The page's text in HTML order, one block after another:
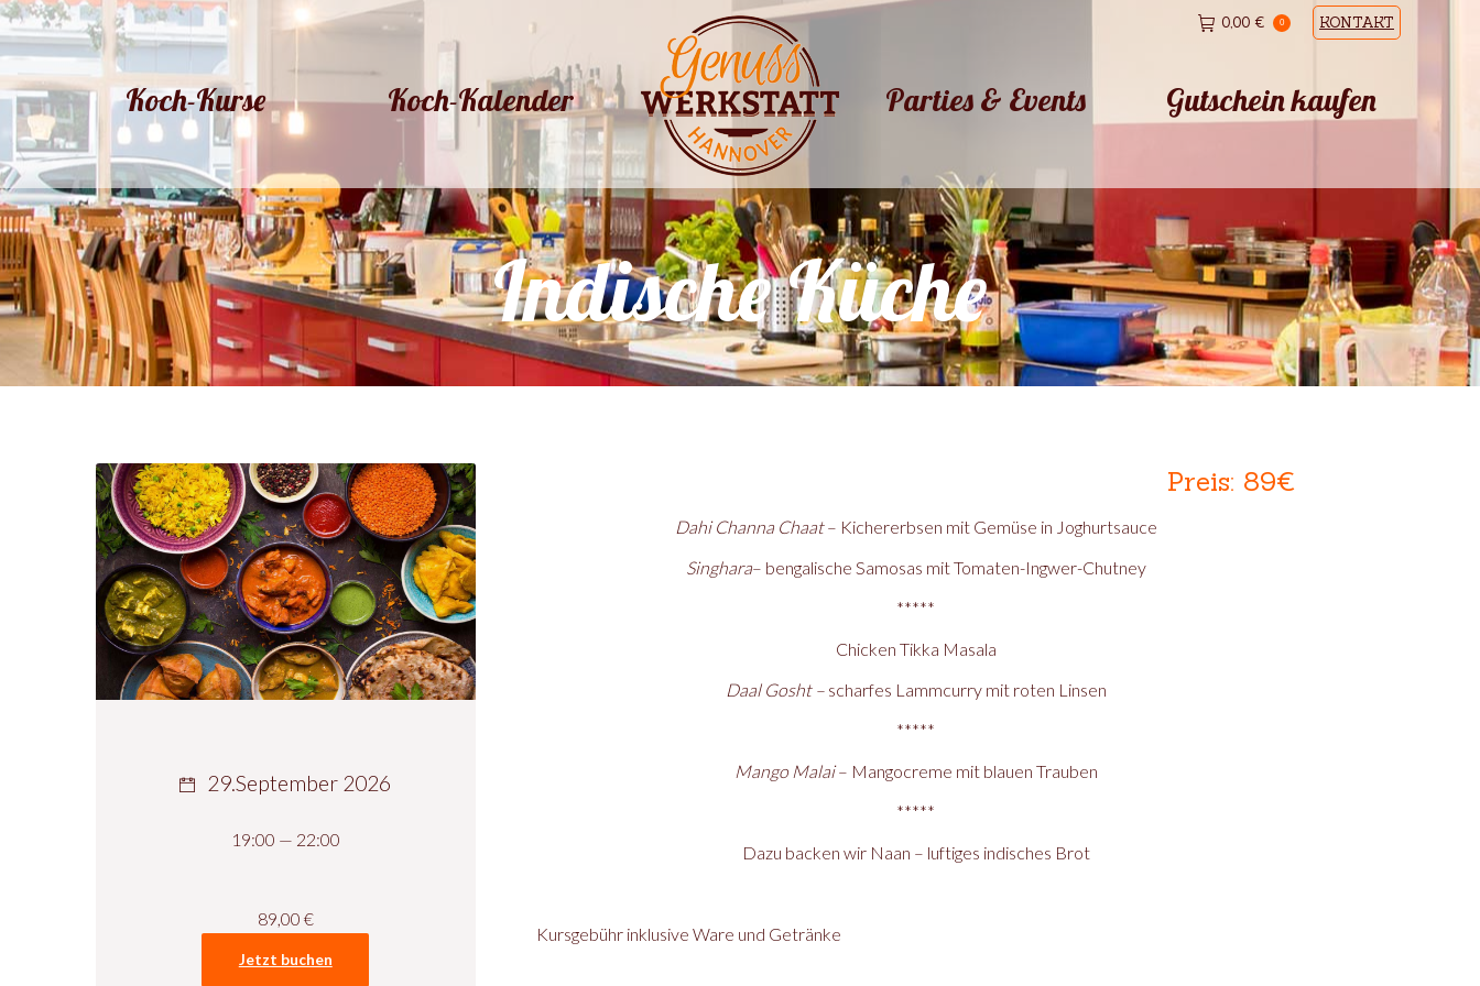
0,00 € 0 KONTAKT
Koch-Kurse Koch-Kalender Parties & Events Gutschein kaufen
Indische Küche
Preis: 89€
Dahi Channa Chaat– Kichererbsen mit Gemüse in Joghurtsauce
Singhara– bengalische Samosas mit Tomaten-Ingwer-Chutney
*****
Chicken Tikka Masala
Daal Gosht –scharfes Lammcurry mit roten Linsen
*****
Mango Malai– Mangocreme mit blauen Trauben
*****
Dazu backen wir Naan – luftiges indisches Brot
Kursgebühr inklusive Ware und Getränke
29.September 2026
19:00 — 22:00
89,00 €
Jetzt buchen
Koch-Kurse Koch-Kalender Parties & Events Gutschein kaufen